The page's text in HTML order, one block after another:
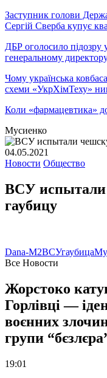
Заступник голови
Сергій Сверба купує
ДБР оголосило підозру
генеральному
Чому українська
схеми «УкрХімТеху»
Коли «фармацевтика»
Мусиенко
04.05.2021
Новости Общество
ВСУ испытали
гаубицу
Dana-M2ВСУгаубица
Все Новости
Жорстоко
Горлівці —
воєнних
групи
19:01